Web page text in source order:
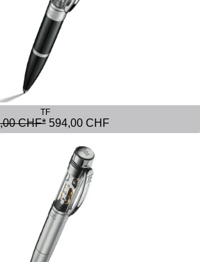
TF
CHF*594,00 CHF